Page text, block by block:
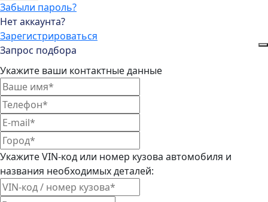
Забыли пароль?
Нет аккаунта?
Зарегистрироваться
Запрос подбора
Укажите ваши контактные данные
Укажите VIN-код или номер кузова автомобиля и
названия необходимых деталей: